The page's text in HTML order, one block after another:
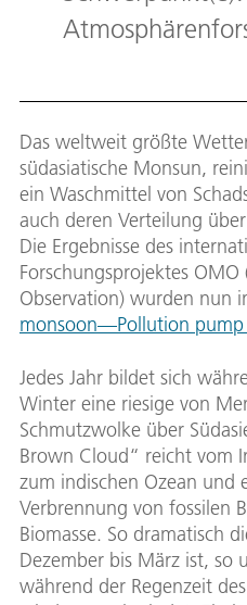
Das weltweit größte
südasiatische Monsun,
ein Waschmittel von
auch deren Verteilung
Die Ergebnisse des
Forschungsprojektes
Observation) wurden nun
monsoon—Pollution
Jedes Jahr bildet sich
Winter eine riesige von
Schmutzwolke über
Brown Cloud“ reicht vom
zum indischen Ozean und
Verbrennung von fossilen
Biomasse. So dramatisch
Dezember bis März ist, so
während der Regenzeit